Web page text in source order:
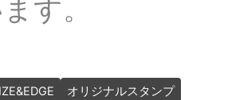
す。
オリジナルスタンプ